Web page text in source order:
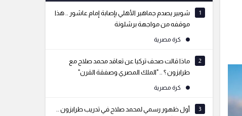
1
شوبير يصدم جماهير الأهلي بإصابة إمام عاشور .. هذا
موقفه من مواجهة برشلونة
كرة مصرية
2
ماذا قالت صحف تركيا عن تعاقد محمد صلاح مع
طرابزون ؟ .. "الملك المصري وصفقة القرن"
كرة مصرية
3
أول ظهور رسمي لمحمد صلاح في تدريب طرابزون ..